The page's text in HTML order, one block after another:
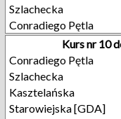
Szlachecka
Conradiego Pętla
Kurs nr 10
Conradiego Pętla
Szlachecka
Kasztelańska
Starowiejska [GDA]